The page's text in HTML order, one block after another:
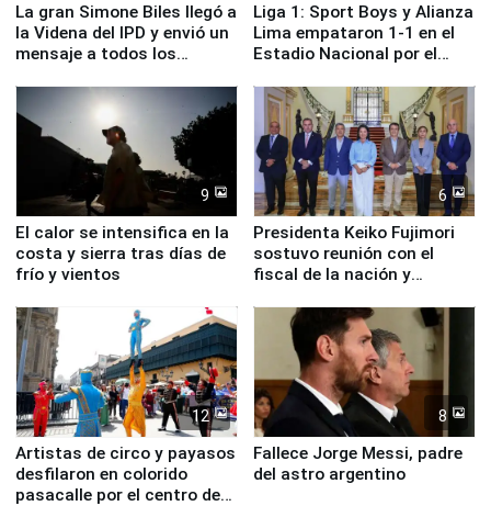
La gran Simone Biles llegó a
la Videna del IPD y envió un
mensaje a todos los
Liga 1: Sport Boys y Alianza
Lima empataron 1-1 en el
Estadio Nacional por el
9
El calor se intensifica en la
costa y sierra tras días de
frío y vientos
6
Presidenta Keiko Fujimori
sostuvo reunión con el
fiscal de la nación y
12
Artistas de circo y payasos
desfilaron en colorido
pasacalle por el centro de
8
Fallece Jorge Messi, padre
del astro argentino